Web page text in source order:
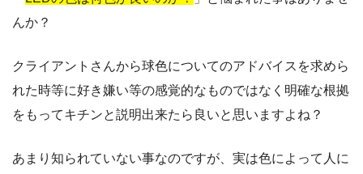
んか？
クライアントさんから球色についてのアドバイスを求めら
れた時等に好き嫌い等の感覚的なものではなく明確な根拠
をもってキチンと説明出来たら良いと思いますよね？
あまり知られていない事なのですが、実は色によって人に